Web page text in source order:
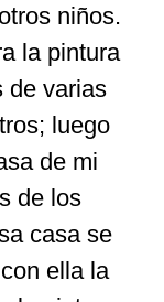
niños.
la pintura
de varias
luego
de mi
de los
casa se
ella la